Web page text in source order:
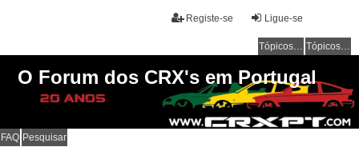
Ligue-se
Registe-se
Tópicos sem resposta Tópicos ativos
O Forum dos CRX's em Portugal
FAQ Pesquisar